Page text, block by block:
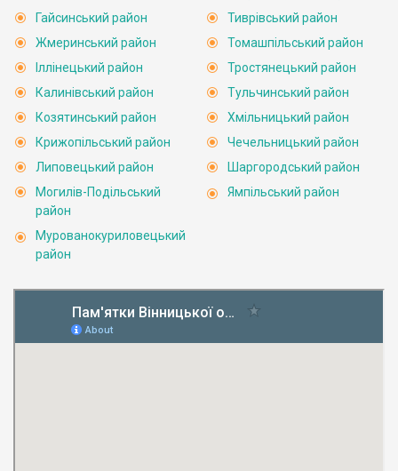
Гайсинський район
Жмеринський район
Іллінецький район
Калинівський район
Козятинський район
Крижопільський район
Липовецький район
Могилів-Подільський
район
Мурованокуриловецький
район
Тиврівський район
Томашпільський район
Тростянецький район
Тульчинський район
Хмільницький район
Чечельницький район
Шаргородський район
Ямпільський район